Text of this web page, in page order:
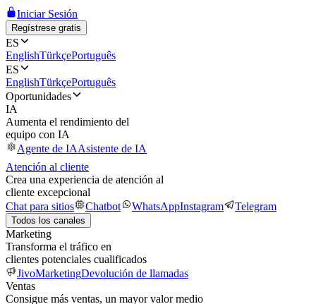
Iniciar Sesión
Regístrese gratis
ES
EnglishTürkçePortuguês
ES
EnglishTürkçePortuguês
Oportunidades
IA
Aumenta el rendimiento del
equipo con IA
Agente de IAAsistente de IA
Atención al cliente
Crea una experiencia de atención al
cliente excepcional
Chat para sitios
Chatbot WhatsAppInstagram Telegram
Todos los canales
Marketing
Transforma el tráfico en
clientes potenciales cualificados
JivoMarketingDevolución de llamadas
Ventas
Consigue más ventas, un mayor valor medio